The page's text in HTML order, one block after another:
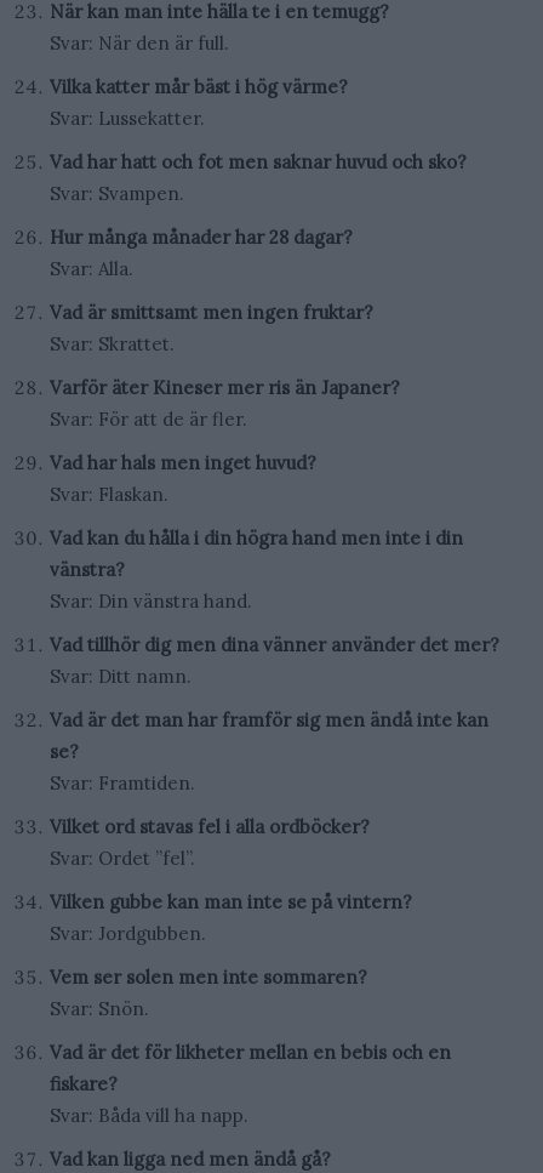
När kan man inte hälla te i en temugg?
Svar: När den är full.
Vilka katter mår bäst i hög värme?
Svar: Lussekatter.
Vad har hatt och fot men saknar huvud och sko?
Svar: Svampen.
Hur många månader har 28 dagar?
Svar: Alla.
Vad är smittsamt men ingen fruktar?
Svar: Skrattet.
Varför äter Kineser mer ris än Japaner?
Svar: För att de är fler.
Vad har hals men inget huvud?
Svar: Flaskan.
Vad kan du hålla i din högra hand men inte i din
vänstra?
Svar: Din vänstra hand.
Vad tillhör dig men dina vänner använder det mer?
Svar: Ditt namn.
Vad är det man har framför sig men ändå inte kan
se?
Svar: Framtiden.
Vilket ord stavas fel i alla ordböcker?
Svar: Ordet ”fel”.
Vilken gubbe kan man inte se på vintern?
Svar: Jordgubben.
Vem ser solen men inte sommaren?
Svar: Snön.
Vad är det för likheter mellan en bebis och en
fiskare?
Svar: Båda vill ha napp.
Vad kan ligga ned men ändå gå?